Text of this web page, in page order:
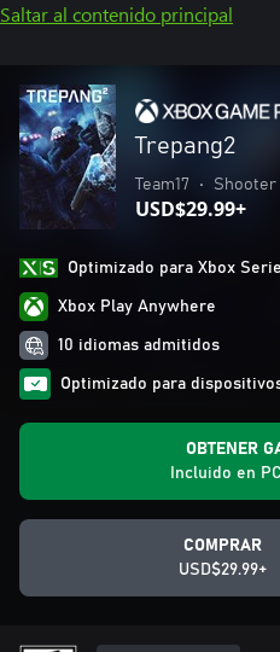
Saltar al contenido principal
Trepang2
Team17 • Shooter
USD$29.99+
Optimizado para Xbox
Xbox Play Anywhere
10 idiomas admitidos
Optimizado para
OBTENER
Incluido en
COMPRAR
USD$29.99+